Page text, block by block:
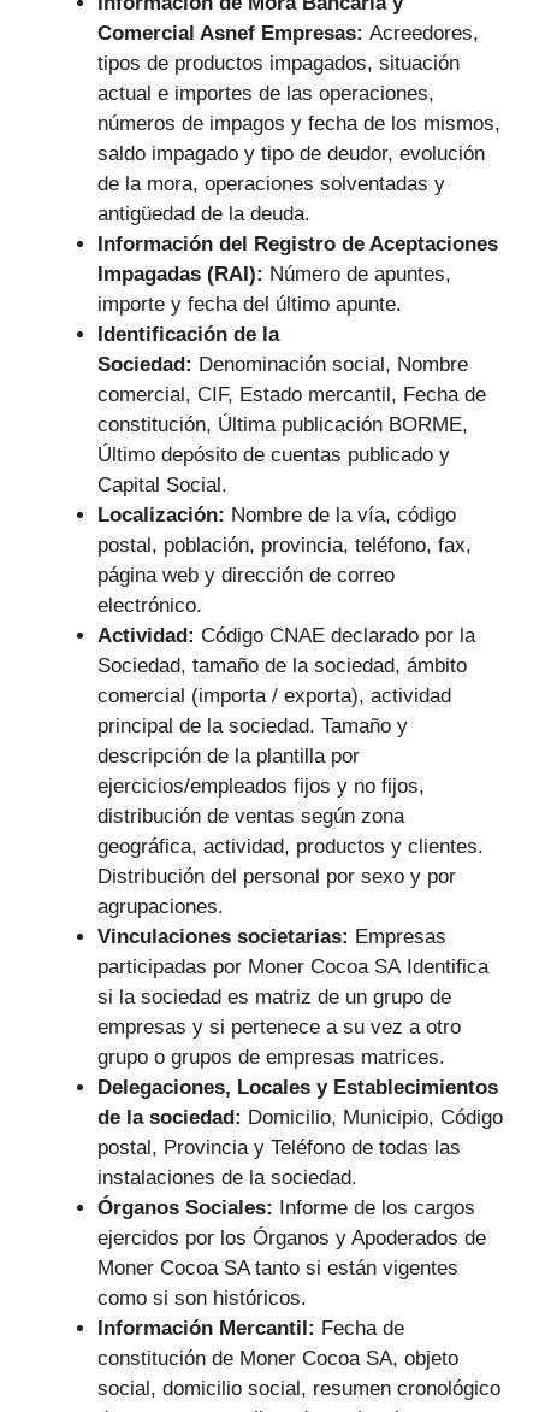
Comercial Asnef Empresas: Acreedores,
tipos de productos impagados, situación
actual e importes de las operaciones,
números de impagos y fecha de los mismos,
saldo impagado y tipo de deudor, evolución
de la mora, operaciones solventadas y
antigüedad de la deuda.
Información del Registro de Aceptaciones
Impagadas (RAI): Número de apuntes,
importe y fecha del último apunte.
Identificación de la
Sociedad: Denominación social, Nombre
comercial, CIF, Estado mercantil, Fecha de
constitución, Última publicación BORME,
Último depósito de cuentas publicado y
Capital Social.
Localización: Nombre de la vía, código
postal, población, provincia, teléfono, fax,
página web y dirección de correo
electrónico.
Actividad: Código CNAE declarado por la
Sociedad, tamaño de la sociedad, ámbito
comercial (importa / exporta), actividad
principal de la sociedad. Tamaño y
descripción de la plantilla por
ejercicios/empleados fijos y no fijos,
distribución de ventas según zona
geográfica, actividad, productos y clientes.
Distribución del personal por sexo y por
agrupaciones.
Vinculaciones societarias: Empresas
participadas por Moner Cocoa SA Identifica
si la sociedad es matriz de un grupo de
empresas y si pertenece a su vez a otro
grupo o grupos de empresas matrices.
Delegaciones, Locales y Establecimientos
de la sociedad: Domicilio, Municipio, Código
postal, Provincia y Teléfono de todas las
instalaciones de la sociedad.
Órganos Sociales: Informe de los cargos
ejercidos por los Órganos y Apoderados de
Moner Cocoa SA tanto si están vigentes
como si son históricos.
Información Mercantil: Fecha de
constitución de Moner Cocoa SA, objeto
social, domicilio social, resumen cronológico